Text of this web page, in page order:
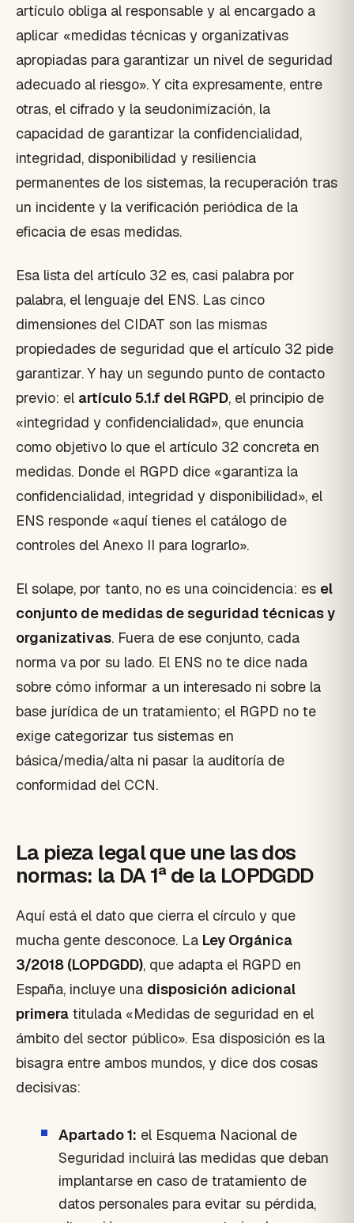
artículo obliga al responsable y al encargado a
aplicar «medidas técnicas y organizativas
apropiadas para garantizar un nivel de seguridad
adecuado al riesgo». Y cita expresamente, entre
otras, el cifrado y la seudonimización, la
capacidad de garantizar la confidencialidad,
integridad, disponibilidad y resiliencia
permanentes de los sistemas, la recuperación tras
un incidente y la verificación periódica de la
eficacia de esas medidas.
Esa lista del artículo 32 es, casi palabra por
palabra, el lenguaje del ENS. Las cinco
dimensiones del CIDAT son las mismas
propiedades de seguridad que el artículo 32 pide
garantizar. Y hay un segundo punto de contacto
previo: el artículo 5.1.f del RGPD, el principio de
«integridad y confidencialidad», que enuncia
como objetivo lo que el artículo 32 concreta en
medidas. Donde el RGPD dice «garantiza la
confidencialidad, integridad y disponibilidad», el
ENS responde «aquí tienes el catálogo de
controles del Anexo II para lograrlo».
El solape, por tanto, no es una coincidencia: es el
conjunto de medidas de seguridad técnicas y
organizativas. Fuera de ese conjunto, cada
norma va por su lado. El ENS no te dice nada
sobre cómo informar a un interesado ni sobre la
base jurídica de un tratamiento; el RGPD no te
exige categorizar tus sistemas en
básica/media/alta ni pasar la auditoría de
conformidad del CCN.
La pieza legal que une las dos
normas: la DA 1ª de la LOPDGDD
Aquí está el dato que cierra el círculo y que
mucha gente desconoce. La Ley Orgánica
3/2018 (LOPDGDD), que adapta el RGPD en
España, incluye una disposición adicional
primera titulada «Medidas de seguridad en el
ámbito del sector público». Esa disposición es la
bisagra entre ambos mundos, y dice dos cosas
decisivas:
Apartado 1: el Esquema Nacional de
Seguridad incluirá las medidas que deban
implantarse en caso de tratamiento de
datos personales para evitar su pérdida,